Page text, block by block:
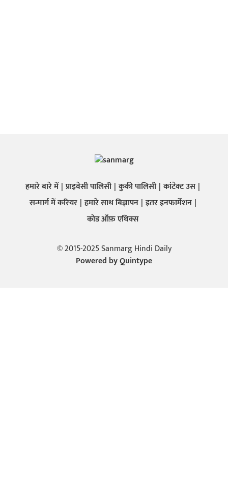
हमारे बारे में प्राइवेसी पालिसी कुकी पालिसी कांटेक्ट उस
सन्मार्ग में करियर हमारे साथ बिज्ञापन इतर इनफार्मेशन
कोड ऑफ़ एथिक्स
© 2015-2025 Sanmarg Hindi Daily
Powered byQuintype